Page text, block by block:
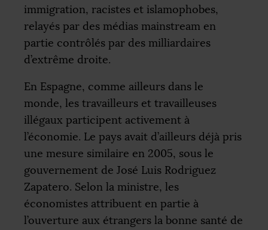
immigration, racistes et islamophobes,
relayés par des médias mainstream en
partie contrôlés par des milliardaires
d’extrême droite.
En Espagne, comme ailleurs dans le
monde, les travailleurs et travailleuses
illégaux participent activement à
l’économie. Le pays avait d’ailleurs déjà pris
une mesure similaire en 2005, sous le
gouvernement de José Luis Rodriguez
Zapatero. Selon la ministre, les
économistes attribuent en partie à
l’ouverture aux étrangers la bonne santé de